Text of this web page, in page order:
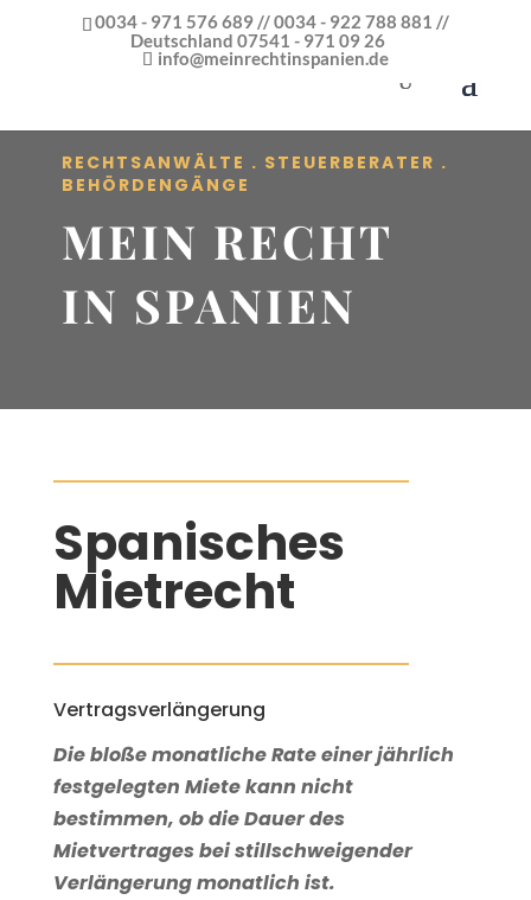
0034 - 971 576 689 // 0034 - 922 788 881 //
Deutschland 07541 - 971 09 26
info@meinrechtinspanien.de
RECHTSANWÄLTE . STEUERBERATER .
BEHÖRDENGÄNGE
MEIN RECHT
IN SPANIEN
Spanisches
Mietrecht
Vertragsverlängerung
Die bloße monatliche Rate einer jährlich
festgelegten Miete kann nicht
bestimmen, ob die Dauer des
Mietvertrages bei stillschweigender
Verlängerung monatlich ist.